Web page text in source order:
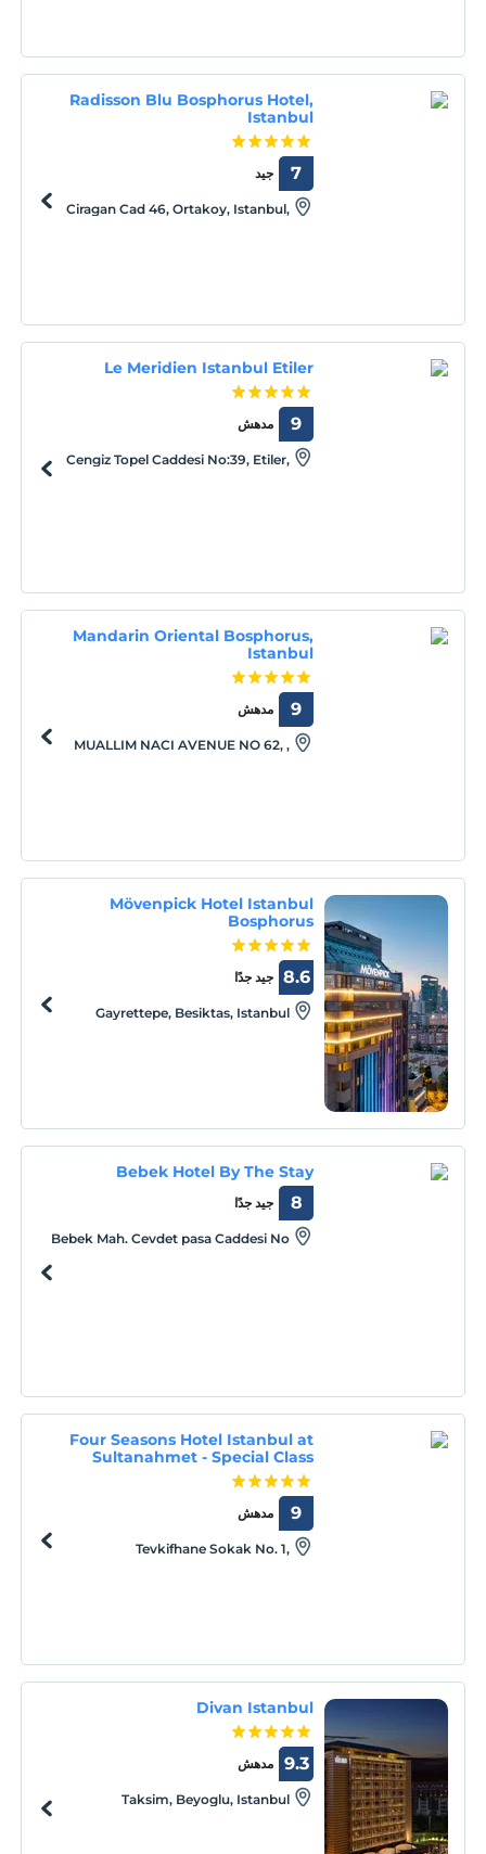
Radisson Blu Bosphorus Hotel,
Istanbul
جيد 7
Ciragan Cad 46, Ortakoy, Istanbul,
Le Meridien Istanbul Etiler
مدهش 9
Cengiz Topel Caddesi No:39, Etiler,
Mandarin Oriental Bosphorus,
Istanbul
مدهش 9
MUALLIM NACI AVENUE NO 62, ,
Mövenpick Hotel Istanbul
Bosphorus
جيد جدًا 8.6
Gayrettepe, Besiktas, Istanbul
Bebek Hotel By The Stay
جيد جدًا 8
Bebek Mah. Cevdet pasa Caddesi No
Four Seasons Hotel Istanbul at
Sultanahmet - Special Class
مدهش 9
Tevkifhane Sokak No. 1,
Divan Istanbul
مدهش 9.3
Taksim, Beyoglu, Istanbul